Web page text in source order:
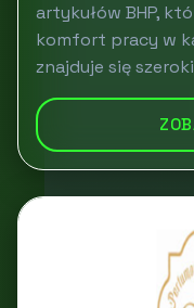
artykułów BHP,
komfort pracy w
znajduje się